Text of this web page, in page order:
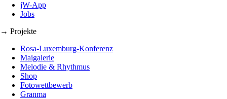
jW-App
Jobs
→ Projekte
Rosa-Luxemburg-Konferenz
Maigalerie
Melodie & Rhythmus
Shop
Fotowettbewerb
Granma